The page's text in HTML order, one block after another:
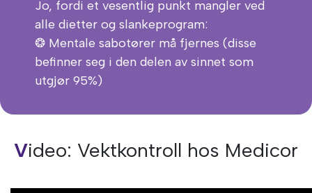
Jo, fordi et vesentlig punkt mangler ved
alle dietter og slankeprogram:
❂ Mentale sabotører må fjernes (disse
befinner seg i den delen av sinnet som
utgjør 95%)
Video: Vektkontroll hos Medicor